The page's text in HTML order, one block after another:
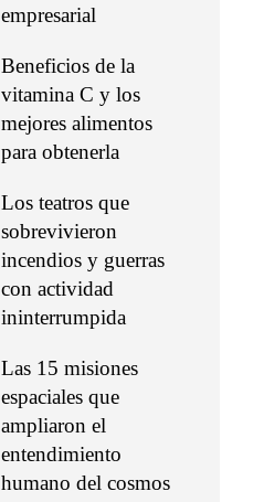
empresarial
Beneficios de la
vitamina C y los
mejores alimentos
para obtenerla
Los teatros que
sobrevivieron
incendios y guerras
con actividad
ininterrumpida
Las 15 misiones
espaciales que
ampliaron el
entendimiento
humano del cosmos